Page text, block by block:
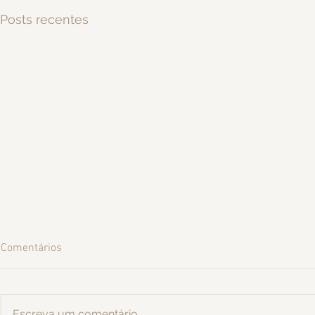
Posts recentes
Comentários